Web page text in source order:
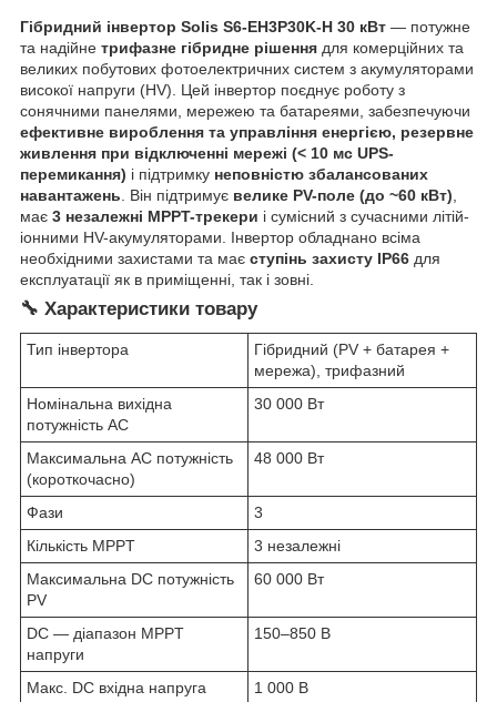
Гібридний інвертор Solis S6-EH3P30K-H 30 кВт — потужне
та надійне трифазне гібридне рішення для комерційних та
великих побутових фотоелектричних систем з акумуляторами
високої напруги (HV). Цей інвертор поєднує роботу з
сонячними панелями, мережею та батареями, забезпечуючи
ефективне вироблення та управління енергією, резервне
живлення при відключенні мережі (< 10 мс UPS-
перемикання) і підтримку неповністю збалансованих
навантажень . Він підтримує велике PV-поле (до ~60 кВт)
має 3 незалежні MPPT-трекери і сумісний з сучасними літій-
іонними HV-акумуляторами. Інвертор обладнано всіма
необхідними захистами та має ступінь захисту IP66 для
експлуатації як в приміщенні, так і зовні.
🔧 Характеристики товару
Тип інвертора
Гібридний (PV + батарея +
мережа), трифазний
Номінальна вихідна
потужність AC
30 000 Вт
Максимальна AC потужність
(короткочасно)
48 000 Вт
Фази
3
Кількість MPPT
3 незалежні
Максимальна DC потужність
PV
60 000 Вт
DC — діапазон MPPT
напруги
150–850 В
Макс. DC вхідна напруга
1 000 В